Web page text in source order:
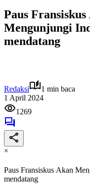
Paus Fransiskus
Mengunjungi
mendatang
Redaksi
1 min baca
1 April 2024
1269
×
Paus Fransiskus Akan
mendatang